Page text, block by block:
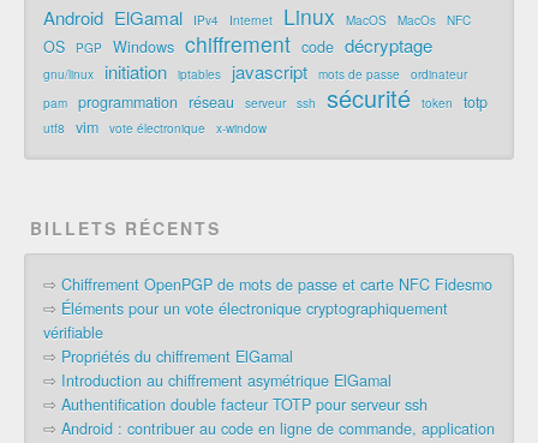
Android ElGamal IPv4 Internet Linux MacOS MacOs NFC
OS PGP Windows chiffrement code décryptage
gnu/linux initiation iptables javascript mots de passe
ordinateur
pam
programmation réseau serveur ssh sécurité token totp
utf8 vim vote électronique x-window
BILLETS RÉCENTS
⇨ Chiffrement OpenPGP de mots de passe et carte NFC Fidesmo
⇨ Éléments pour un vote électronique cryptographiquement
vérifiable
⇨ Propriétés du chiffrement ElGamal
⇨ Introduction au chiffrement asymétrique ElGamal
⇨ Authentification double facteur TOTP pour serveur ssh
⇨ Android : contribuer au code en ligne de commande, application